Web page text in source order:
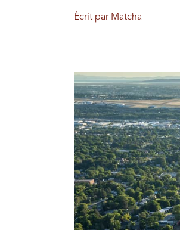
Écrit par Matcha